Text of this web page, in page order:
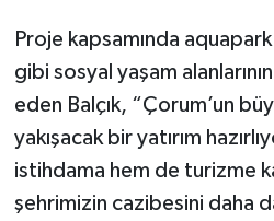
Proje kapsamında
gibi sosyal yaşam
eden Balçık, “Çorum’un
yakışacak bir yatırım
istihdama hem de turizme
şehrimizin cazibesini daha